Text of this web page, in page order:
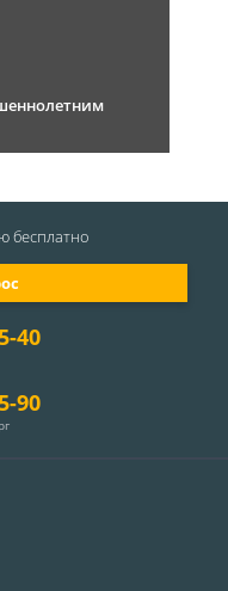
40
90
бесплатно